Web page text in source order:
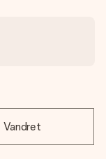
Vandret